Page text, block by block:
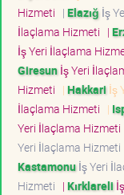
Hizmeti | Elazığ İş
İlaçlama Hizmeti |
İş Yeri İlaçlama
Giresunİş Yeri
Hizmeti | Hakkari İş
İlaçlama Hizmeti |
Yeri İlaçlama Hizmeti
Yeri İlaçlama Hizmeti
Kastamonuİş Yeri
Hizmeti | Kırklareli